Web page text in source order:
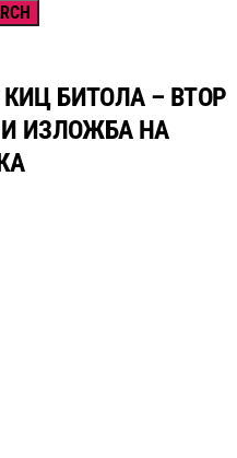
БИТОЛА – ВТОР
И ИЗЛОЖБА НА